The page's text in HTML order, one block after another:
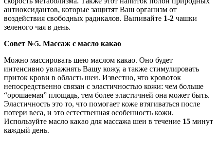
антиоксидантов, которые защитят Ваш организм от
воздействия свободных радикалов. Выпивайте 1-2 чашки
зеленого чая в день.
Совет №5. Массаж с масло какао
Можно массировать шею маслом какао. Оно будет
интенсивно увлажнять Вашу кожу, а также стимулировать
приток крови в область шеи. Известно, что кровоток
непосредственно связан с эластичностью кожи: чем больше
“орошаемая” площадь, тем более эластичней она может быть.
Эластичность это то, что помогает коже втягиваться после
потери веса, и это естественная особенность кожи.
Используйте масло какао для массажа шеи в течение 15 минут
каждый день.